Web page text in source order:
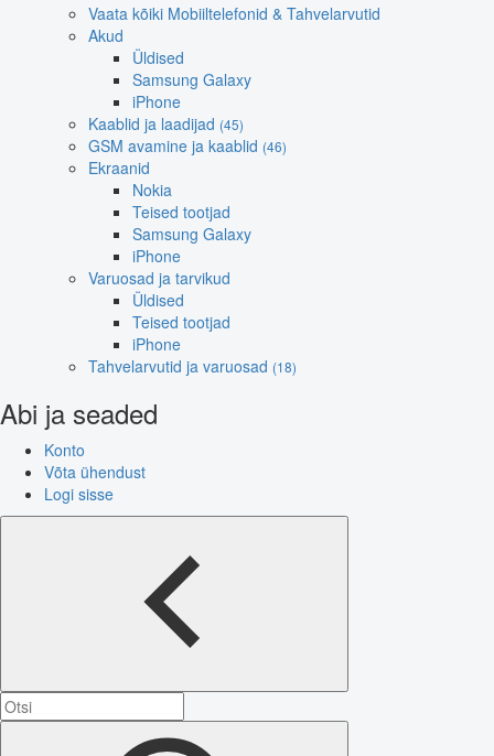
Vaata kõiki Mobiiltelefonid & Tahvelarvutid
Akud
Üldised
Samsung Galaxy
iPhone
Kaablid ja laadijad (45)
GSM avamine ja kaablid (46)
Ekraanid
Nokia
Teised tootjad
Samsung Galaxy
iPhone
Varuosad ja tarvikud
Üldised
Teised tootjad
iPhone
Tahvelarvutid ja varuosad (18)
Abi ja seaded
Konto
Võta ühendust
Logi sisse